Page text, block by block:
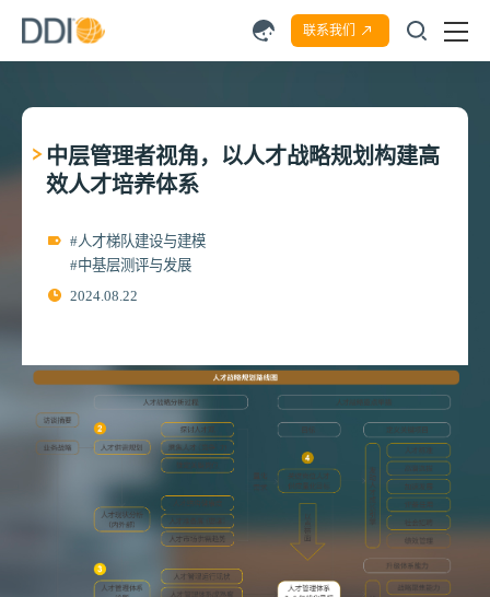
联系我们
中层管理者视角，以人才战略规划构建高
效人才培养体系
#人才梯队建设与建模
#中基层测评与发展
2024.08.22